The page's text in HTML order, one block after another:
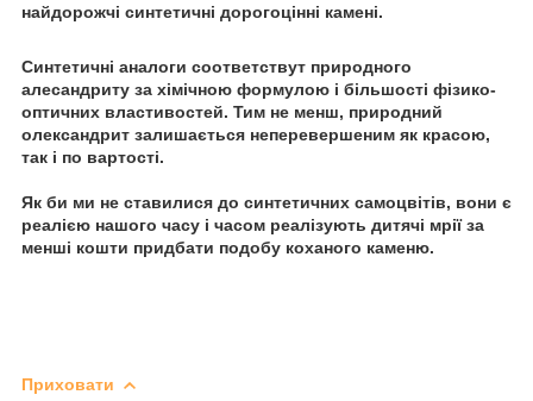
найдорожчі синтетичні дорогоцінні камені.
Синтетичні аналоги соответствут природного
алесандриту за хімічною формулою і більшості фізико-
оптичних властивостей. Тим не менш, природний
олександрит залишається неперевершеним як красою,
так і по вартості.
Як би ми не ставилися до синтетичних самоцвітів, вони є
реалією нашого часу і часом реалізують дитячі мрії за
менші кошти придбати подобу коханого каменю.
Приховати